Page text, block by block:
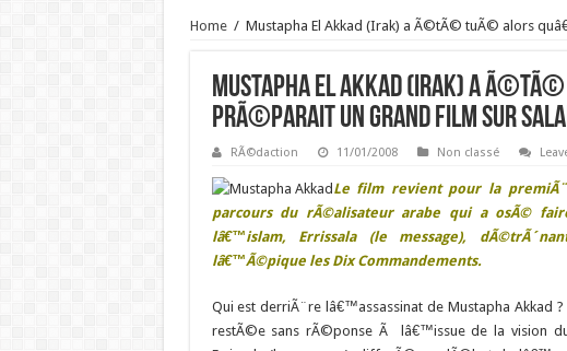
Home / Mustapha El Akkad (Irak) a Ã©tÃ© tuÃ© alors
Mustapha El Akkad (Irak) a
prÃ©parait un grand film sur
RÃ©daction 11/01/2008 Non classé
Le film revient pour la
parcours du rÃ©alisateur arabe qui a osÃ©
lâ€™islam, Errissala (le message),
lâ€™Ã©pique les Dix Commandements.
Qui est derriÃ¨re lâ€™assassinat de Mustapha Akkad ?
restÃ©e sans rÃ©ponse Ã lâ€™issue de la vision